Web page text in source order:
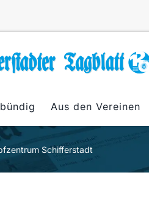
Aus den Vereinen
Schifferstadt